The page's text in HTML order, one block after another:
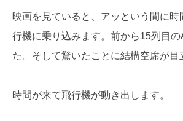
映画を見ていると、アッという間に時
行機に乗り込みます。前から15列目
た。そして驚いたことに結構空席が目
時間が来て飛行機が動き出します。